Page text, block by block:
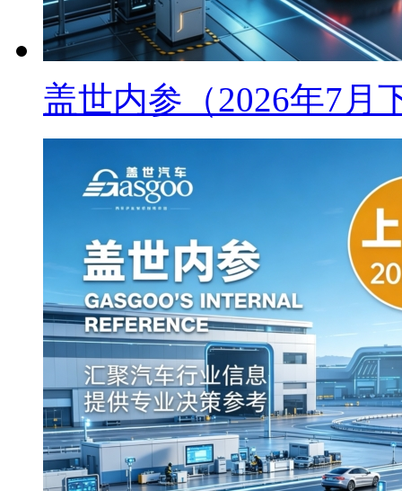
盖世内参（2026年7月